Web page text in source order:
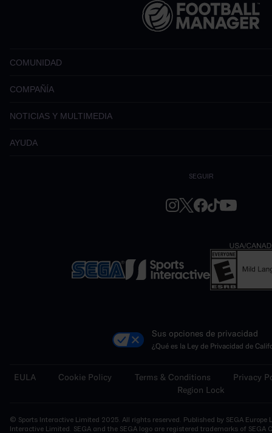
COMUNIDAD
COMPAÑÍA
NOTICIAS Y MULTIMEDIA
AYUDA
SEGUIR
Sus opciones de privacidad
¿Qué es la Ley de Privacidad de
EULA Cookie Policy Terms & Conditions
Privacy
Region Lock
© Sports Interactive Limited 2025. All rights reserved. Published by SEGA Europe
Interactive Limited. SEGA and the SEGA logo are registered trademarks of SEGA